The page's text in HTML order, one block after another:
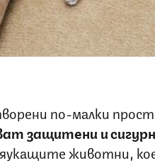
по-малки
защитени и
животни,